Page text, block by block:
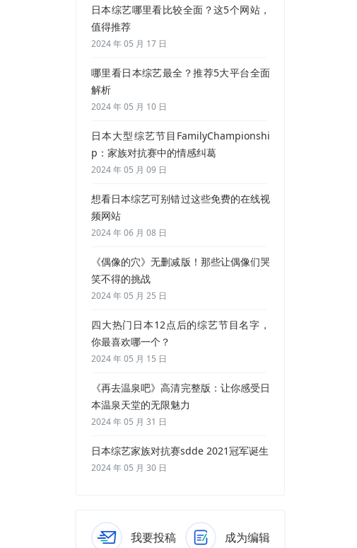
日本综艺哪里看比较全面？这5个网站，
值得推荐
2024 年 05 月 17 日
哪里看日本综艺最全？推荐5大平台全面
解析
2024 年 05 月 10 日
日本大型综艺节目FamilyChampionshi
p：家族对抗赛中的情感纠葛
2024 年 05 月 09 日
想看日本综艺可别错过这些免费的在线视
频网站
2024 年 06 月 08 日
《偶像的穴》无删减版！那些让偶像们哭
笑不得的挑战
2024 年 05 月 25 日
四大热门日本12点后的综艺节目名字，
你最喜欢哪一个？
2024 年 05 月 15 日
《再去温泉吧》高清完整版：让你感受日
本温泉天堂的无限魅力
2024 年 05 月 31 日
日本综艺家族对抗赛sdde 2021冠军诞生
2024 年 05 月 30 日
我要投稿 成为编辑